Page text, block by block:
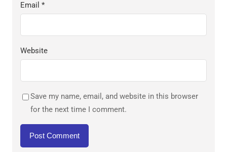
Email *
Website
Save my name, email, and website in this browser
for the next time I comment.